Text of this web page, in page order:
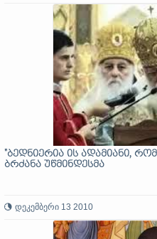
"ბედნიერია ის ადამიანი,
ბრძანა უწმინდესმა
დეკემბერი 13 2010